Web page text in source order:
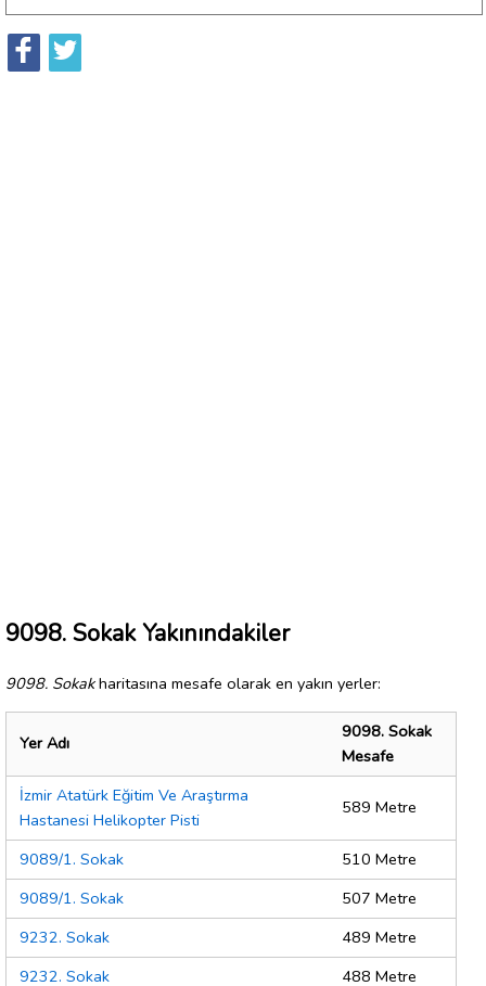
9098. Sokak Yakınındakiler
9098. Sokakharitasına mesafe olarak en yakın yerler:
Yer Adı
9098. Sokak
Mesafe
İzmir Atatürk Eğitim Ve Araştırma
Hastanesi Helikopter Pisti
589 Metre
9089/1. Sokak
510 Metre
9089/1. Sokak
507 Metre
9232. Sokak
489 Metre
9232. Sokak
488 Metre